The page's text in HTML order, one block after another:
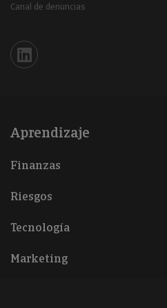
Canal de denuncias
Iberinform en Linkedin
Aprendizaje
Finanzas
Riesgos
Tecnología
Marketing